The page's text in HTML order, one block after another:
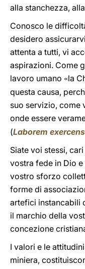
alla stanchezza,
Conosco le
desidero
attenta a tutti, vi
aspirazioni. Come
lavoro umano «la
questa causa,
suo servizio, come
onde essere
(Laborem exercens
Siate voi stessi,
vostra fede in Dio
vostro sforzo
forme di
artefici instancabili
il marchio della
concezione
I valori e le
miniera,